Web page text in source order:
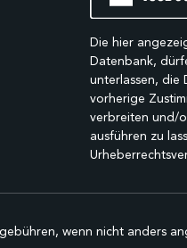
Die hier
Datenbank,
unterlassen, die
vorherige
verbreiten und/
ausführen zu
wenn nicht anders